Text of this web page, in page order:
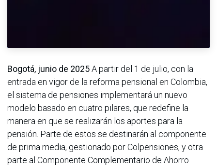
Bogotá, junio de 2025A partir del 1 de julio, con la
entrada en vigor de la reforma pensional en Colombia,
el sistema de pensiones implementará un nuevo
modelo basado en cuatro pilares, que redefine la
manera en que se realizarán los aportes para la
pensión. Parte de estos se destinarán al componente
de prima media, gestionado por Colpensiones, y otra
parte al Componente Complementario de Ahorro